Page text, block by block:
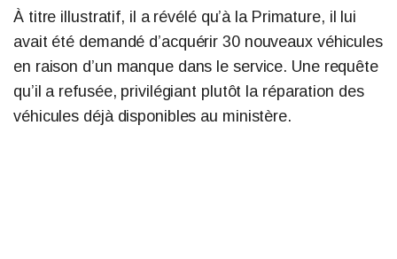
À titre illustratif, il a révélé qu’à la Primature, il lui
avait été demandé d’acquérir 30 nouveaux véhicules
en raison d’un manque dans le service. Une requête
qu’il a refusée, privilégiant plutôt la réparation des
véhicules déjà disponibles au ministère.